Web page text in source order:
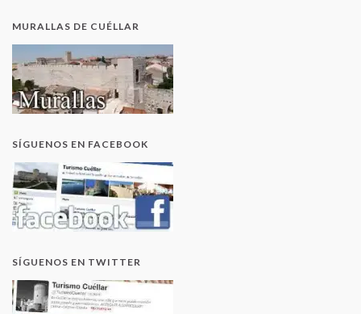
MURALLAS DE CUÉLLAR
SÍGUENOS EN FACEBOOK
SÍGUENOS EN TWITTER